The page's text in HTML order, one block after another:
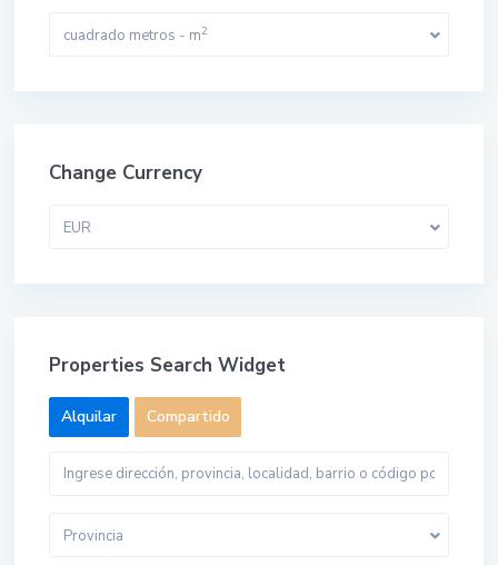
cuadrado metros - m2
Change Currency
EUR
Properties Search Widget
Alquilar Compartido
Provincia